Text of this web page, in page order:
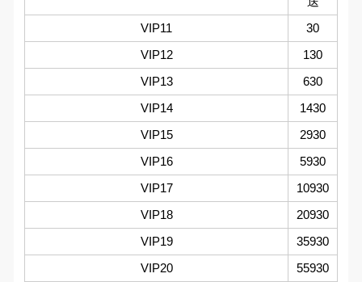
VIP11
30
VIP12
130
VIP13
630
VIP14
1430
VIP15
2930
VIP16
5930
VIP17
10930
VIP18
20930
VIP19
35930
VIP20
55930